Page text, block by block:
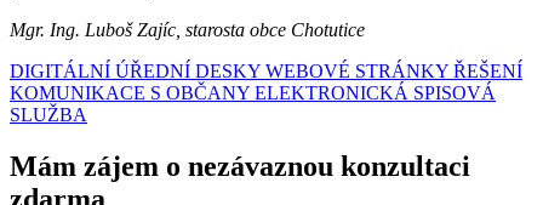
Mgr. Ing. Luboš Zajíc, starosta obce Chotutice
DIGITÁLNÍ ÚŘEDNÍ DESKY WEBOVÉ STRÁNKY ŘEŠENÍ
KOMUNIKACE S OBČANY ELEKTRONICKÁ SPISOVÁ
SLUŽBA
Mám zájem o nezávaznou konzultaci
zdarma